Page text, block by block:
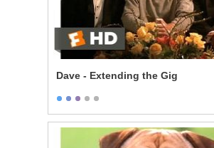
Dave - Extending the Gig